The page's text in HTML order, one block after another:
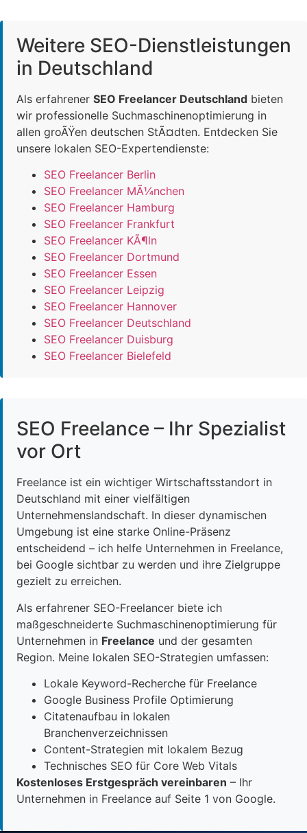
Weitere SEO-Dienstleistungen
in Deutschland
Als erfahrener SEO Freelancer Deutschland bieten
wir professionelle Suchmaschinenoptimierung in
allen groÃŸen deutschen StÃ¤dten. Entdecken Sie
unsere lokalen SEO-Expertendienste:
SEO Freelancer Berlin
SEO Freelancer MÃ¼nchen
SEO Freelancer Hamburg
SEO Freelancer Frankfurt
SEO Freelancer KÃ¶ln
SEO Freelancer Dortmund
SEO Freelancer Essen
SEO Freelancer Leipzig
SEO Freelancer Hannover
SEO Freelancer Deutschland
SEO Freelancer Duisburg
SEO Freelancer Bielefeld
SEO Freelance – Ihr Spezialist
vor Ort
Freelance ist ein wichtiger Wirtschaftsstandort in
Deutschland mit einer vielfältigen
Unternehmenslandschaft. In dieser dynamischen
Umgebung ist eine starke Online-Präsenz
entscheidend – ich helfe Unternehmen in Freelance,
bei Google sichtbar zu werden und ihre Zielgruppe
gezielt zu erreichen.
Als erfahrener SEO-Freelancer biete ich
maßgeschneiderte Suchmaschinenoptimierung für
Unternehmen in Freelance und der gesamten
Region. Meine lokalen SEO-Strategien umfassen:
Lokale Keyword-Recherche für Freelance
Google Business Profile Optimierung
Citatenaufbau in lokalen
Branchenverzeichnissen
Content-Strategien mit lokalem Bezug
Technisches SEO für Core Web Vitals
Kostenloses Erstgespräch vereinbaren – Ihr
Unternehmen in Freelance auf Seite 1 von Google.